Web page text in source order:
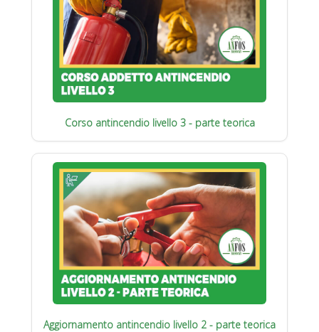
Corso antincendio livello 3 - parte teorica
Aggiornamento antincendio livello 2 - parte teorica